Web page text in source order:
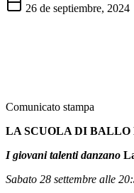
26 de septiembre, 2024
Comunicato stampa
LA SCUOLA DI
I giovani talenti danzano
Sabato 28 settembre alle